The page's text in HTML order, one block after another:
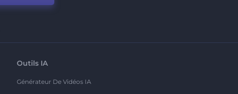
Outils IA
Générateur De Vidéos IA